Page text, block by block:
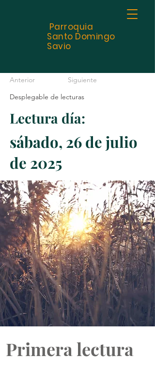
Parroquia
Santo Domingo
Savio
Anterior
Siguiente
Desplegable de lecturas
Lectura día:
sábado, 26 de julio
de 2025
Primera lectura